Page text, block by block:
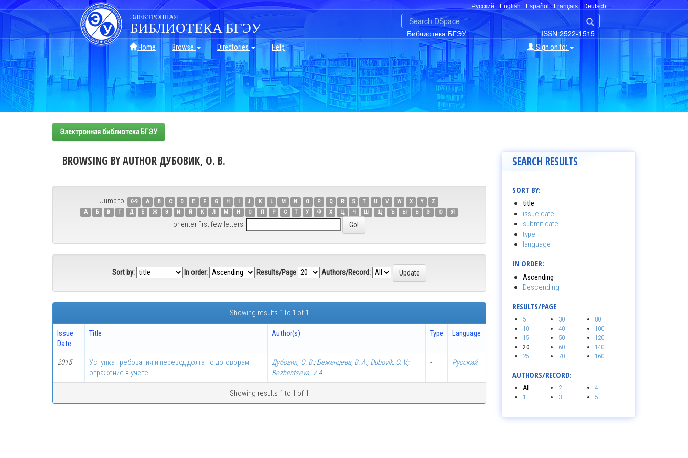
Skip
navigation
Русский English Español Français Deutsch
ISSN 2522-1515
Библиотека БГЭУ
ЭЛЕКТРОННАЯ
БИБЛИОТЕКА БГЭУ
Home Browse Directories Help Sign on to:
Электронная библиотека БГЭУ
BROWSING BY AUTHOR ДУБОВИК, О. В.
Jump to: 0-9 A B C D E F G H I J K L M N O P Q R S T U V W X Y
Z
А
Б В Г Д Е Ж З И Й К Л М Н О П Р С Т У Ф Х Ц Ч Ш Щ Ъ Ы Ь Э Ю Я
or enter first few letters:
Sort by: In order: Results/Page Authors/Record:
Showing results 1 to 1 of 1
Issue
Date
Title Author(s) Type Language
2015
Уступка требования и перевод долга по договорам:
отражение в учете
Дубовик, О. В.;Беженцева, В. А.;Dubovik, O. V.;
Bezhentseva, V. A.
- Русский
Showing results 1 to 1 of 1
SEARCH RESULTS
SORT BY:
title
issue date
submit date
type
language
IN ORDER:
Ascending
Descending
RESULTS/PAGE
5
10
15
20
25
30
40
50
60
70
80
100
120
140
160
AUTHORS/RECORD:
All
1
2
3
4
5